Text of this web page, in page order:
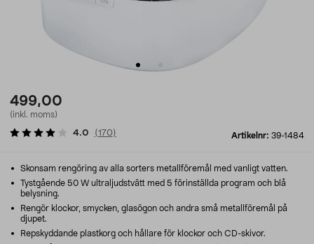
499,00
(inkl. moms)
Artikelnr: 39-1484
4.0 (170)
Skonsam rengöring av alla sorters metallföremål med vanligt vatten.
Tystgående 50 W ultraljudstvätt med 5 förinställda program och blå
belysning.
Rengör klockor, smycken, glasögon och andra små metallföremål på
djupet.
Repskyddande plastkorg och hållare för klockor och CD-skivor.